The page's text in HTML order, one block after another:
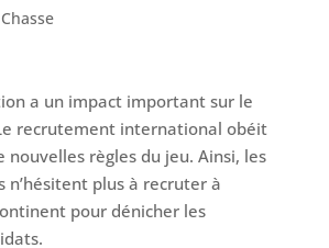
a un impact important sur le
recrutement international obéit
nouvelles règles du jeu. Ainsi, les
n’hésitent plus à recruter à
pour dénicher les